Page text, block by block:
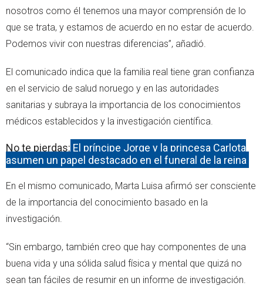
nosotros como él tenemos una mayor comprensión de lo
que se trata, y estamos de acuerdo en no estar de acuerdo.
Podemos vivir con nuestras diferencias”, añadió.
El comunicado indica que la familia real tiene gran confianza
en el servicio de salud noruego y en las autoridades
sanitarias y subraya la importancia de los conocimientos
médicos establecidos y la investigación científica.
No te pierdas: El príncipe Jorge y la princesa Carlota
asumen un papel destacado en el funeral de la reina
En el mismo comunicado, Marta Luisa afirmó ser consciente
de la importancia del conocimiento basado en la
investigación.
“Sin embargo, también creo que hay componentes de una
buena vida y una sólida salud física y mental que quizá no
sean tan fáciles de resumir en un informe de investigación.